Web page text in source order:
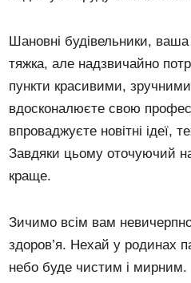
Шановні будівельники,
тяжка, але надзвичайно
пункти красивими,
вдосконалюєте свою
впроваджуєте новітні ідеї,
Завдяки цьому оточуючий
краще.
Зичимо всім вам
здоров’я. Нехай у родинах
небо буде чистим і